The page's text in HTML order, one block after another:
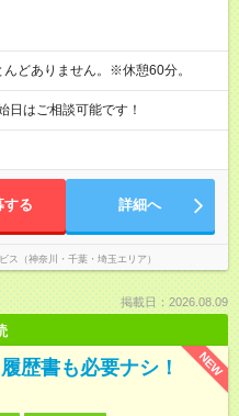
どありません。※休憩60分。
はご相談可能です！
する 詳細へ
ス（神奈川・千葉・埼玉エリア）
掲載日：2026.08.09
NEW
歴書も必要ナシ！